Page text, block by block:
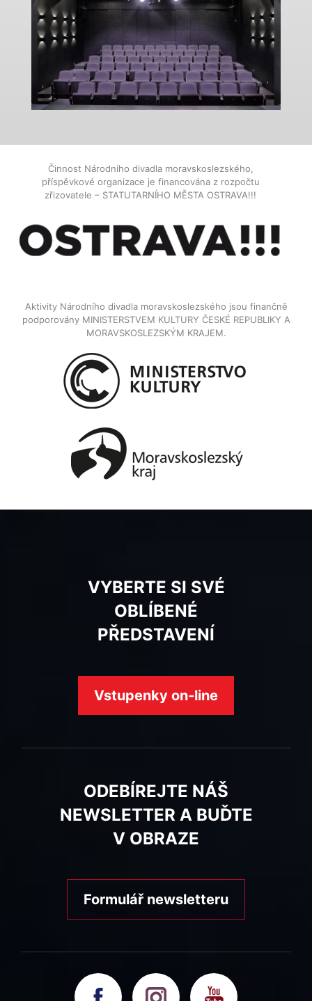
Činnost Národního divadla moravskoslezského,
příspěvkové organizace je financována z rozpočtu
zřizovatele – STATUTARNÍHO MĚSTA OSTRAVA!!!
Aktivity Národního divadla moravskoslezského jsou finančně
podporovány MINISTERSTVEM KULTURY ČESKÉ REPUBLIKY A
MORAVSKOSLEZSKÝM KRAJEM.
VYBERTE SI SVÉ
OBLÍBENÉ
PŘEDSTAVENÍ
Vstupenky on-line
ODEBÍREJTE NÁŠ
NEWSLETTER A BUĎTE
V OBRAZE
Formulář newsletteru